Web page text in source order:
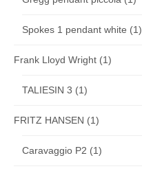
Spokes 1 pendant white (1)
Frank Lloyd Wright (1)
TALIESIN 3 (1)
FRITZ HANSEN (1)
Caravaggio P2 (1)